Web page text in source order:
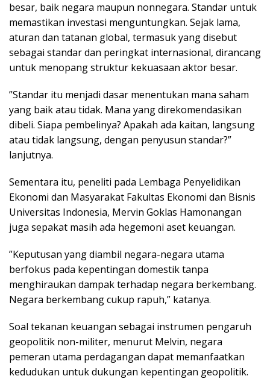
besar, baik negara maupun nonnegara. Standar untuk
memastikan investasi menguntungkan. Sejak lama,
aturan dan tatanan global, termasuk yang disebut
sebagai standar dan peringkat internasional, dirancang
untuk menopang struktur kekuasaan aktor besar.
”Standar itu menjadi dasar menentukan mana saham
yang baik atau tidak. Mana yang direkomendasikan
dibeli. Siapa pembelinya? Apakah ada kaitan, langsung
atau tidak langsung, dengan penyusun standar?”
lanjutnya.
Sementara itu, peneliti pada Lembaga Penyelidikan
Ekonomi dan Masyarakat Fakultas Ekonomi dan Bisnis
Universitas Indonesia, Mervin Goklas Hamonangan
juga sepakat masih ada hegemoni aset keuangan.
”Keputusan yang diambil negara-negara utama
berfokus pada kepentingan domestik tanpa
menghiraukan dampak terhadap negara berkembang.
Negara berkembang cukup rapuh,” katanya.
Soal tekanan keuangan sebagai instrumen pengaruh
geopolitik non-militer, menurut Melvin, negara
pemeran utama perdagangan dapat memanfaatkan
kedudukan untuk dukungan kepentingan geopolitik.